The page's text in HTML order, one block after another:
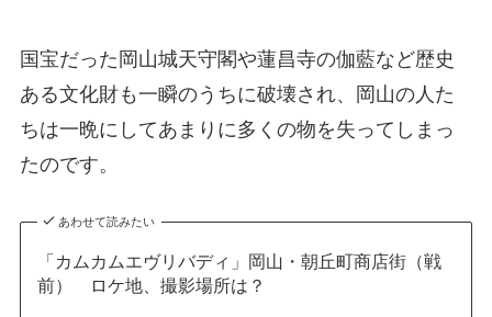
国宝だった岡山城天守閣や蓮昌寺の伽藍など歴史
ある文化財も一瞬のうちに破壊され、岡山の人た
ちは一晩にしてあまりに多くの物を失ってしまっ
たのです。
あわせて読みたい
「カムカムエヴリバディ」岡山・朝丘町商店街（戦
前） ロケ地、撮影場所は？